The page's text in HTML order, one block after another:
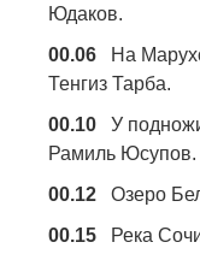
Юдаков.
00.06 На
Тенгиз Тарба.
00.10 У
Рамиль Юсупов.
00.12 Озеро
00.15 Река